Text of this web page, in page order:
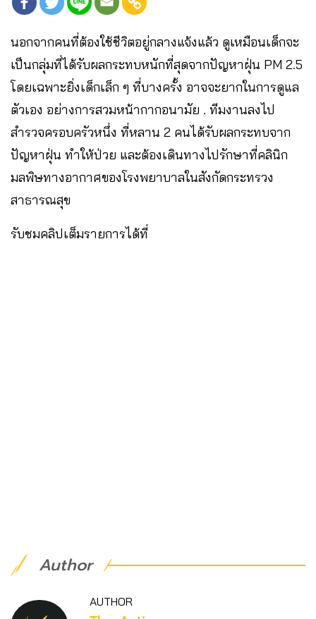
นอกจากคนที่ต้องใช้ชีวิตอยู่กลางแจ้งแล้ว ดูเหมือนเด็กจะ
เป็นกลุ่มที่ได้รับผลกระทบหนักที่สุดจากปัญหาฝุ่น PM 2.5
โดยเฉพาะยิ่งเด็กเล็ก ๆ ที่บางครั้ง อาจจะยากในการดูแล
ตัวเอง อย่างการสวมหน้ากากอนามัย . ทีมงานลงไป
สำรวจครอบครัวหนึ่ง ที่หลาน 2 คนได้รับผลกระทบจาก
ปัญหาฝุ่น ทำให้ป่วย และต้องเดินทางไปรักษาที่คลินิก
มลพิษทางอากาศของโรงพยาบาลในสังกัดกระทรวง
สาธารณสุข
รับชมคลิปเต็มรายการได้ที่
Author
AUTHOR